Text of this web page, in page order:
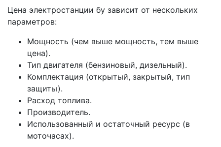
Цена электростанции бу зависит от нескольких
параметров:
Мощность (чем выше мощность, тем выше
цена).
Тип двигателя (бензиновый, дизельный).
Комплектация (открытый, закрытый, тип
защиты).
Расход топлива.
Производитель.
Использованный и остаточный ресурс (в
моточасах).